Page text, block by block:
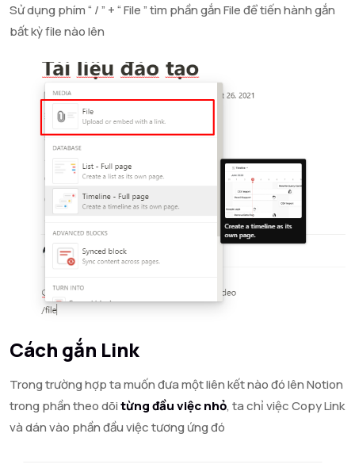
Sử dụng phím “ / ” + “ File ” tìm phần gắn File để tiến hành gắn
bất kỳ file nào lên
Cách gắn Link
Trong trường hợp ta muốn đưa một liên kết nào đó lên Notion
trong phần theo dõitừng đầu việc nhỏ, ta chỉ việc Copy Link
và dán vào phần đầu việc tương ứng đó